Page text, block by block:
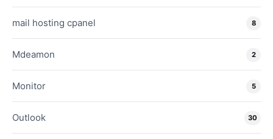
mail hosting cpanel 8
Mdeamon 2
Monitor 5
Outlook 30